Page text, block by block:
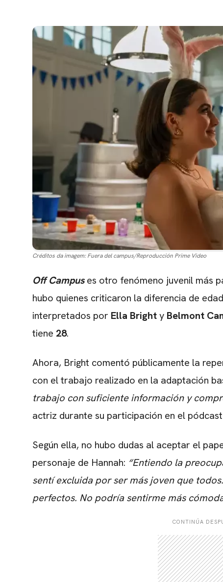
Créditos da imagem: Fuera del campus/Reproducción Prime Video
Off Campuses otro fenómeno juvenil más
hubo quienes criticaron la diferencia de
interpretados por Ella Brighty Belmont
tiene 28.
Ahora, Bright comentó públicamente la
con el trabajo realizado en la adaptación
trabajo con suficiente información y
actriz durante su participación en el pódcast
Según ella, no hubo dudas al aceptar el
personaje de Hannah: “Entiendo la
sentí excluida por ser más joven que
perfectos. No podría sentirme más
CONTINÚA